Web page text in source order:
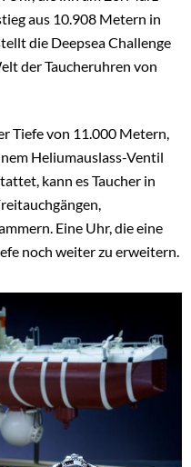
aus 10.908 Metern in
die Deepsea Challenge
der Taucheruhren von
Tiefe von 11.000 Metern,
Heliumauslass-Ventil
kann es Taucher in
Eine Uhr, die eine
noch weiter zu erweitern.